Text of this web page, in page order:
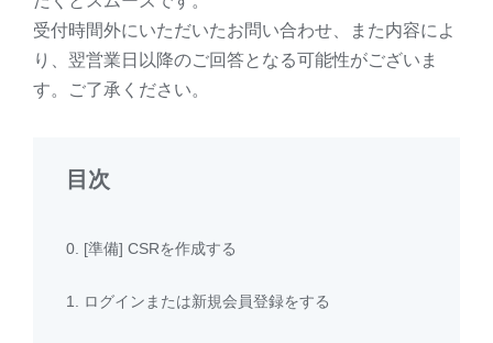
受付時間外にいただいたお問い合わせ、また内容によ
り、翌営業日以降のご回答となる可能性がございま
す。ご了承ください。
目次
0. [準備] CSRを作成する
1. ログインまたは新規会員登録をする